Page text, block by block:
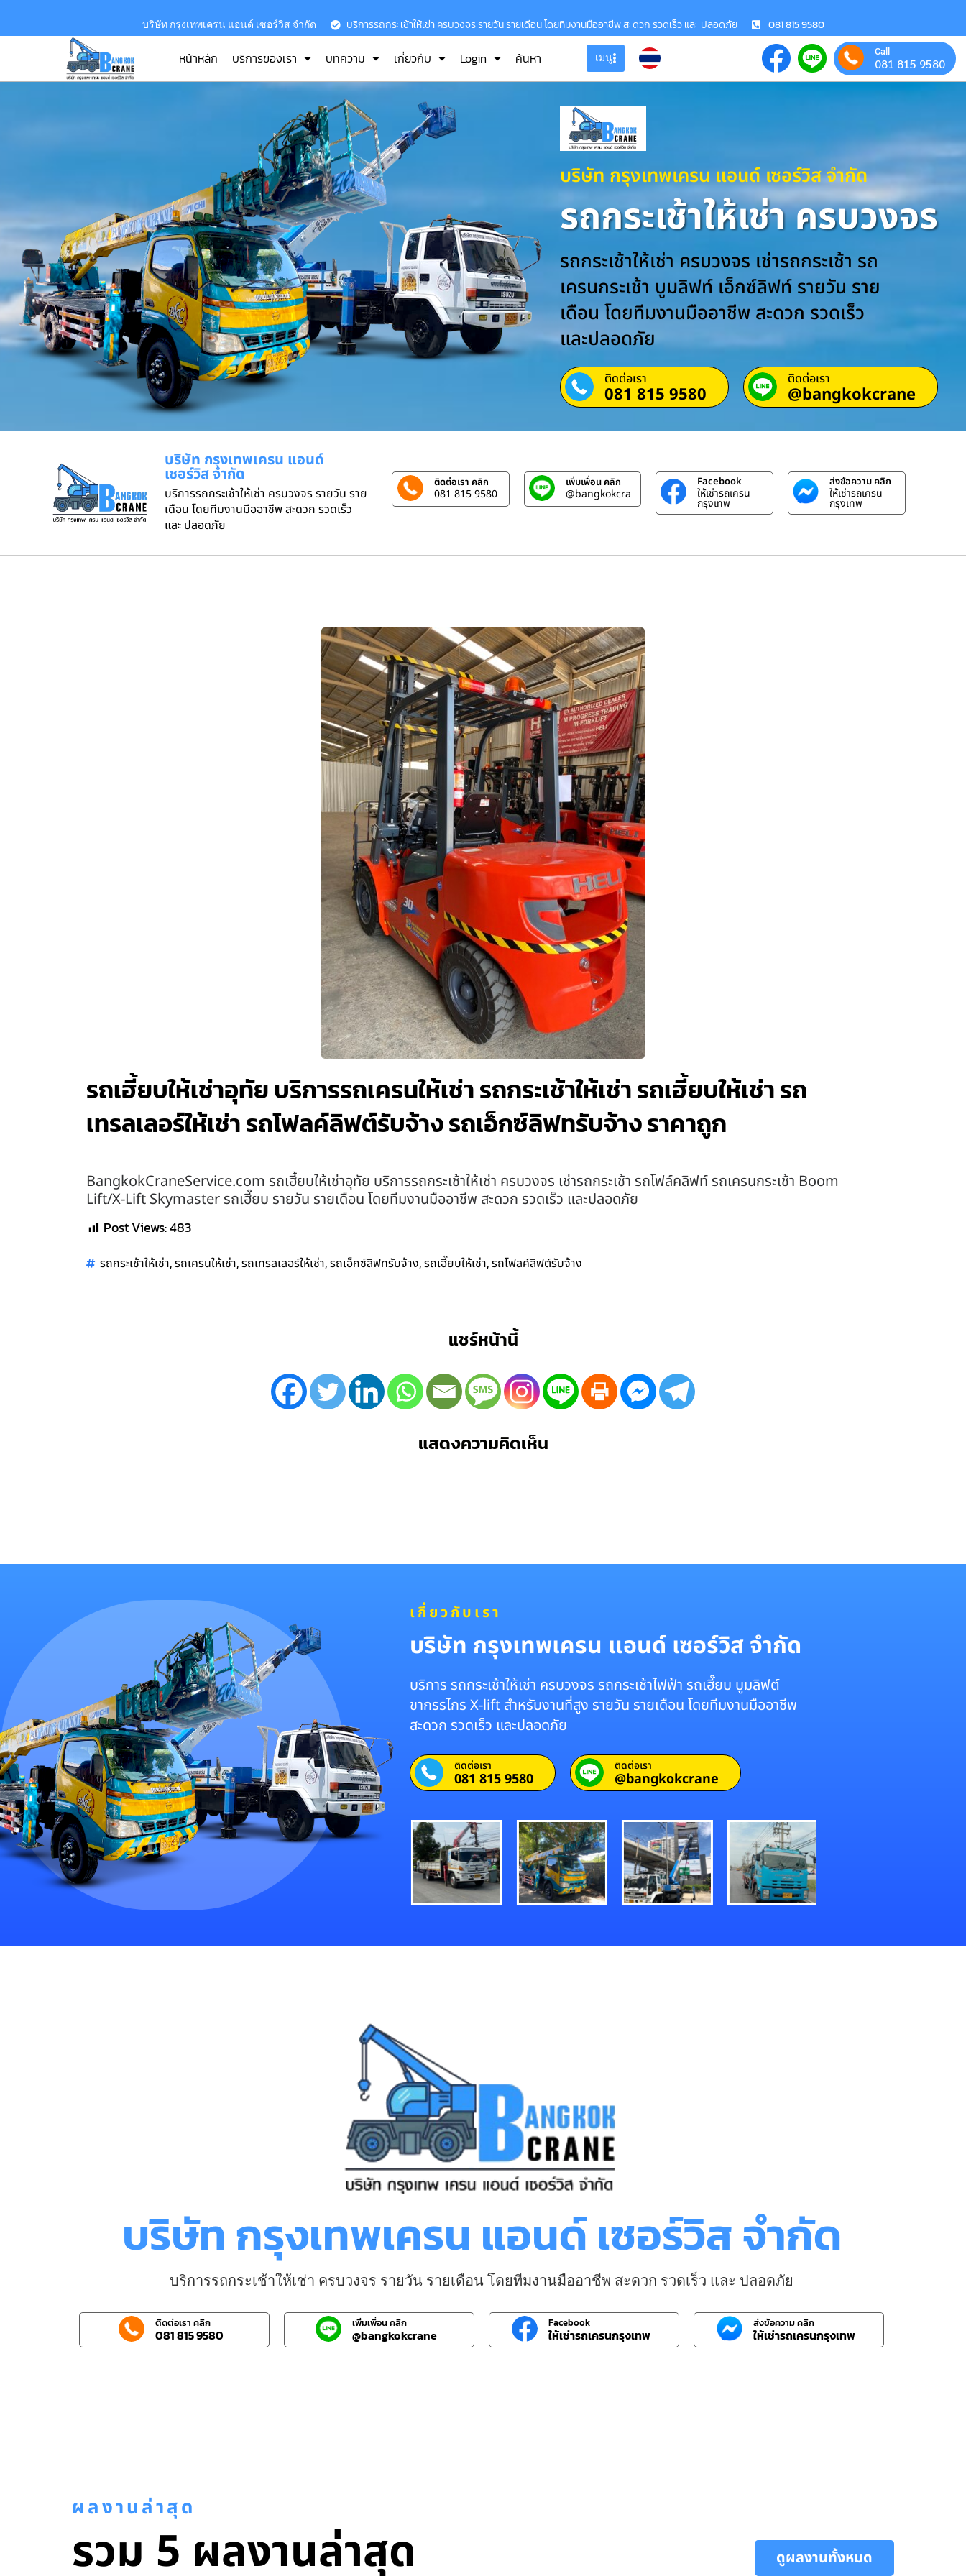
บริษัท กรุงเทพเครน แอนด์ เซอร์วิส จำกัด บริการรถกระเช้าให้เช่า ครบวงจร รายวัน รายเดือน โดยทีมงานมืออาชีพ สะดวก รวดเร็ว และ ปลอดภัย 081 815 9580
หน้าหลัก บริการของเรา บทความ เกี่ยวกับ Login ค้นหา เมนู Call
081 815 9580
บริษัท กรุงเทพเครน แอนด์ เซอร์วิส จำกัด
รถกระเช้าให้เช่า ครบวงจร
รถกระเช้าให้เช่า ครบวงจร เช่ารถกระเช้า รถ
เครนกระเช้า บูมลิฟท์ เอ็กซ์ลิฟท์ รายวัน ราย
เดือน โดยทีมงานมืออาชีพ สะดวก รวดเร็ว
และปลอดภัย
ติดต่อเรา
081 815 9580
ติดต่อเรา
@bangkokcrane
บริษัท กรุงเทพเครน แอนด์
เซอร์วิส จำกัด
บริการรถกระเช้าให้เช่า ครบวงจร รายวัน ราย
เดือน โดยทีมงานมืออาชีพ สะดวก รวดเร็ว
และ ปลอดภัย
ติดต่อเรา คลิก
081 815 9580
เพิ่มเพื่อน คลิก
@bangkokcrane
Facebook
ให้เช่ารถเครน
กรุงเทพ
ส่งข้อความ คลิก
ให้เช่ารถเครน
กรุงเทพ
รถเฮี้ยบให้เช่าอุทัย บริการรถเครนให้เช่า รถกระเช้าให้เช่า รถเฮี้ยบให้เช่า รถ
เทรลเลอร์ให้เช่า รถโฟลค์ลิฟต์รับจ้าง รถเอ็กซ์ลิฟทรับจ้าง ราคาถูก
BangkokCraneService.com รถเฮี้ยบให้เช่าอุทัย บริการรถกระเช้าให้เช่า ครบวงจร เช่ารถกระเช้า รถโฟล์คลิฟท์ รถเครนกระเช้า Boom
Lift/X-Lift Skymaster รถเฮี๊ยบ รายวัน รายเดือน โดยทีมงานมืออาชีพ สะดวก รวดเร็ว และปลอดภัย
Post Views:483
รถกระเช้าให้เช่า,รถเครนให้เช่า,รถเทรลเลอร์ให้เช่า,รถเอ็กซ์ลิฟทรับจ้าง,รถเฮี๊ยบให้เช่า,รถโฟลค์ลิฟต์รับจ้าง
แชร์หน้านี้
แสดงความคิดเห็น
เกี่ยวกับเรา
บริษัท กรุงเทพเครน แอนด์ เซอร์วิส จำกัด
บริการ รถกระเช้าให้เช่า ครบวงจร รถกระเช้าไฟฟ้า รถเฮี๊ยบ บูมลิฟต์
ขากรรไกร X-lift สำหรับงานที่สูง รายวัน รายเดือน โดยทีมงานมืออาชีพ
สะดวก รวดเร็ว และปลอดภัย
ติดต่อเรา
081 815 9580
ติดต่อเรา
@bangkokcrane
บริษัท กรุงเทพเครน แอนด์ เซอร์วิส จำกัด
บริการรถกระเช้าให้เช่า ครบวงจร รายวัน รายเดือน โดยทีมงานมืออาชีพ สะดวก รวดเร็ว และ ปลอดภัย
ติดต่อเรา คลิก
081 815 9580
เพิ่มเพื่อน คลิก
@bangkokcrane
Facebook
ให้เช่ารถเครนกรุงเทพ
ส่งข้อความ คลิก
ให้เช่ารถเครนกรุงเทพ
ผลงานล่าสุด
รวม 5 ผลงานล่าสุด ดูผลงานทั้งหมด